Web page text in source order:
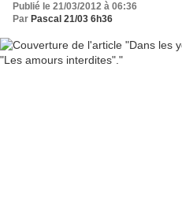
Publié le 21/03/2012 à 06:36
Par Pascal 21/03 6h36